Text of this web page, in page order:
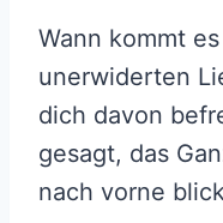
Wann kommt
unerwiderten
dich davon
gesagt, das
nach vorne